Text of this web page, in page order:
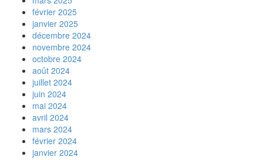
février 2025
janvier 2025
décembre 2024
novembre 2024
octobre 2024
août 2024
juillet 2024
juin 2024
mai 2024
avril 2024
mars 2024
février 2024
janvier 2024